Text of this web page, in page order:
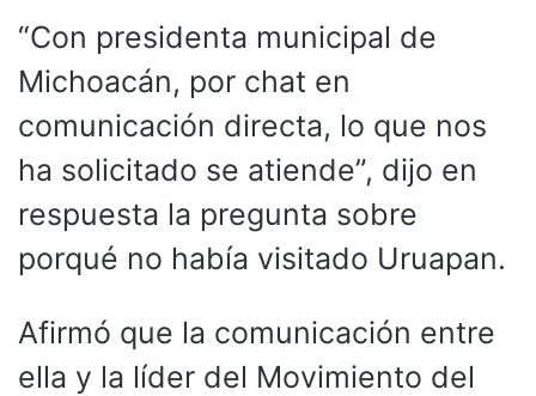
“Con presidenta municipal de
Michoacán, por chat en
comunicación directa, lo que nos
ha solicitado se atiende”, dijo en
respuesta la pregunta sobre
porqué no había visitado Uruapan.
Afirmó que la comunicación entre
ella y la líder del Movimiento del